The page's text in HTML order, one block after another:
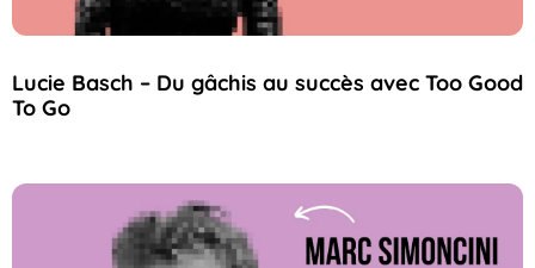
Lucie Basch – Du gâchis au succès avec Too Good
To Go